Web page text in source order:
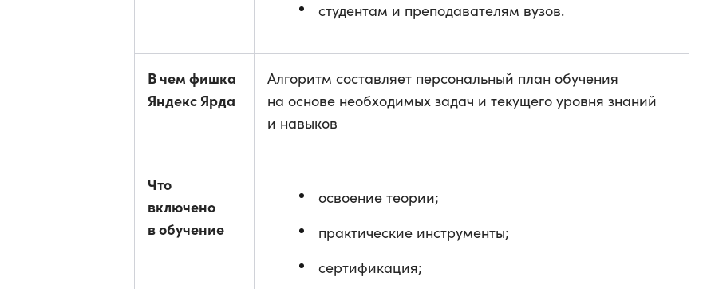
студентам и преподавателям вузов.
В чем фишка
Яндекс Ярда
Алгоритм составляет персональный план обучения
на основе необходимых задач и текущего уровня знаний
и навыков
Что
включено
в обучение
освоение теории;
практические инструменты;
сертификация;